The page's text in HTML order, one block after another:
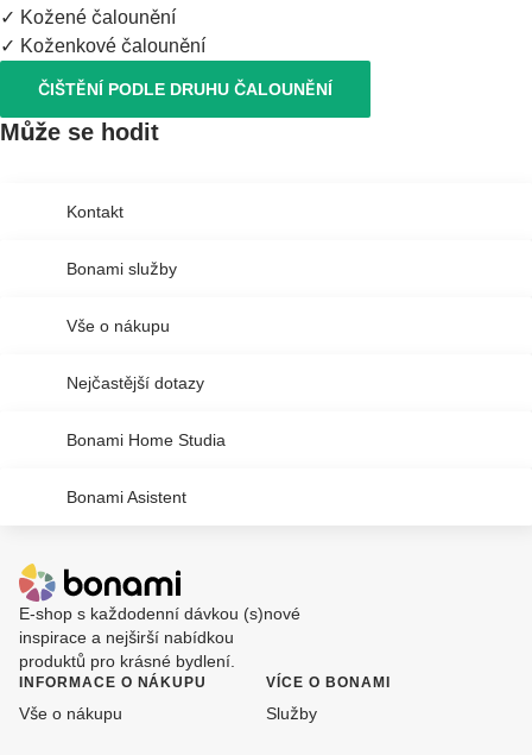
✓ Kožené čalounění
✓ Koženkové čalounění
ČIŠTĚNÍ PODLE DRUHU ČALOUNĚNÍ
Může se hodit
Kontakt
Bonami služby
Vše o nákupu
Nejčastější dotazy
Bonami Home Studia
Bonami Asistent
E-shop s každodenní dávkou (s)nové
inspirace a nejširší nabídkou
produktů pro krásné bydlení.
INFORMACE O NÁKUPU
Vše o nákupu
VÍCE O BONAMI
Služby